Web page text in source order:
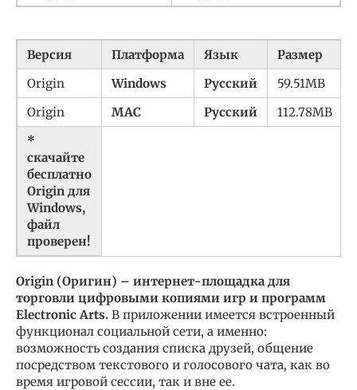
Версия Платформа Язык Размер
Origin
Windows Русский 59.51MB
Origin
MAC Русский 112.78MB
*
скачайте
бесплатно
Origin для
Windows,
файл
проверен!
Origin (Оригин) – интернет-площадка для
торговли цифровыми копиями игр и программ
Electronic Arts. В приложении имеется встроенный
функционал социальной сети, а именно:
возможность создания списка друзей, общение
посредством текстового и голосового чата, как во
время игровой сессии, так и вне ее.